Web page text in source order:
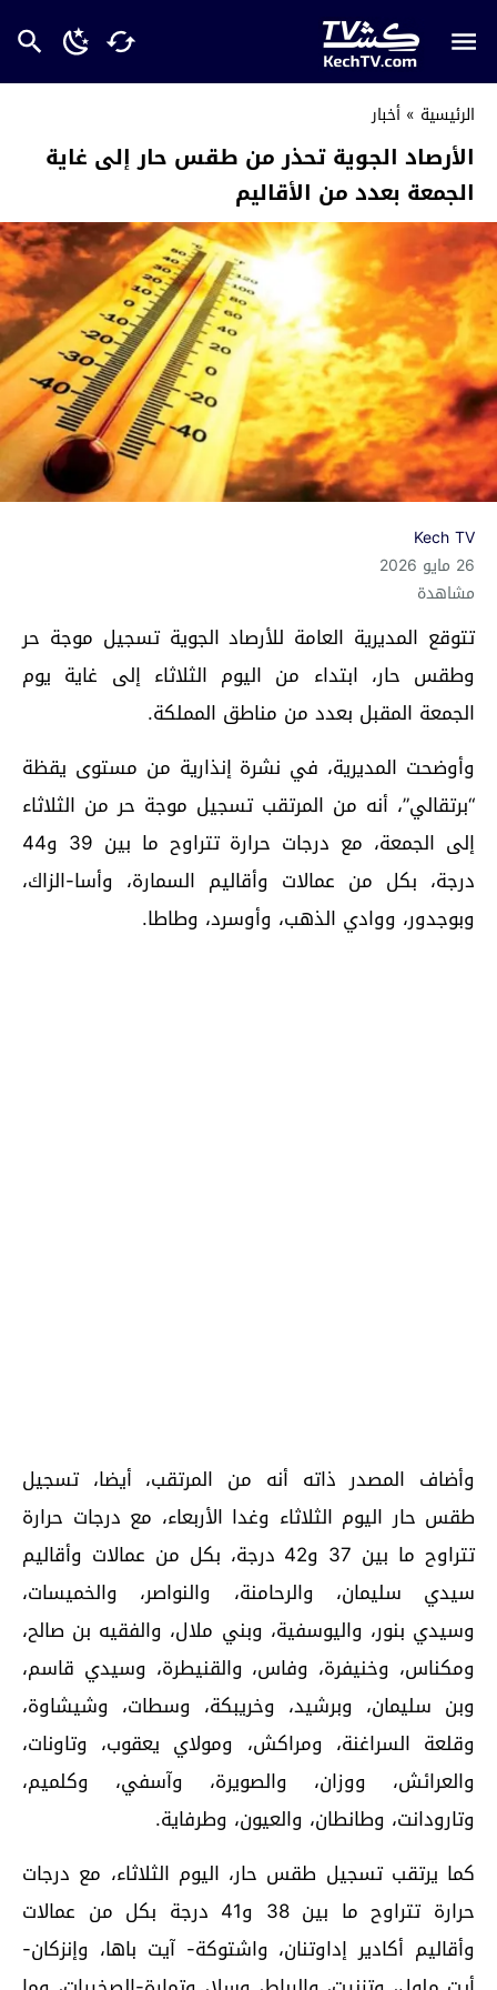
الرئيسية » أخبار
الأرصاد الجوية تحذر من طقس حار إلى غاية
الجمعة بعدد من الأقاليم
Kech TV
26 مايو 2026
مشاهدة
تتوقع المديرية العامة للأرصاد الجوية تسجيل موجة حر
وطقس حار، ابتداء من اليوم الثلاثاء إلى غاية يوم
الجمعة المقبل بعدد من مناطق المملكة.
وأوضحت المديرية، في نشرة إنذارية من مستوى يقظة
“برتقالي”، أنه من المرتقب تسجيل موجة حر من الثلاثاء
إلى الجمعة، مع درجات حرارة تتراوح ما بين 39 و44
درجة، بكل من عمالات وأقاليم السمارة، وأسا-الزاك،
وبوجدور، ووادي الذهب، وأوسرد، وطاطا.
وأضاف المصدر ذاته أنه من المرتقب، أيضا، تسجيل
طقس حار اليوم الثلاثاء وغدا الأربعاء، مع درجات حرارة
تتراوح ما بين 37 و42 درجة، بكل من عمالات وأقاليم
سيدي سليمان، والرحامنة، والنواصر، والخميسات،
وسيدي بنور، واليوسفية، وبني ملال، والفقيه بن صالح،
ومكناس، وخنيفرة، وفاس، والقنيطرة، وسيدي قاسم،
وبن سليمان، وبرشيد، وخريبكة، وسطات، وشيشاوة،
وقلعة السراغنة، ومراكش، ومولاي يعقوب، وتاونات،
والعرائش، ووزان، والصويرة، وآسفي، وكلميم،
وتارودانت، وطانطان، والعيون، وطرفاية.
كما يرتقب تسجيل طقس حار، اليوم الثلاثاء، مع درجات
حرارة تتراوح ما بين 38 و41 درجة بكل من عمالات
وأقاليم أكادير إداوتنان، واشتوكة- آيت باها، وإنزكان-